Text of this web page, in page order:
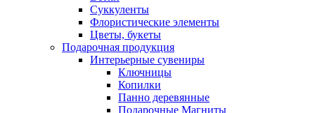
Суккуленты
Флористические элементы
Цветы, букеты
Подарочная продукция
Интерьерные сувениры
Ключницы
Копилки
Панно деревянные
Подарочные Магниты